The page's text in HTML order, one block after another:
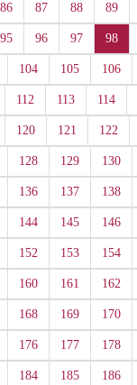
86 87 88 89
95 96 97 98
104 105 106
112 113 114
120 121 122
128 129 130
136 137 138
144 145 146
152 153 154
160 161 162
168 169 170
176 177 178
184 185 186